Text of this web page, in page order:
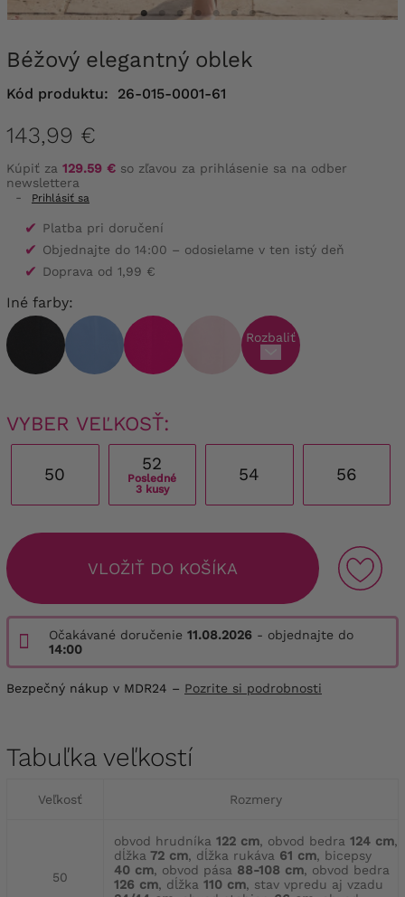
Béžový elegantný oblek
Kód produktu: 26-015-0001-61
143,99 €
Kúpiť za 129.59 € so zľavou za prihlásenie sa na odber
newslettera
-
Prihlásiť sa
✔ Platba pri doručení
✔ Objednajte do 14:00 – odosielame v ten istý deň
✔ Doprava od 1,99 €
Iné farby:
Rozbaliť
VYBER VEĽKOSŤ:
50
52
Posledné
3 kusy
54 56
VLOŽIŤ DO KOŠÍKA
Očakávané doručenie 11.08.2026 - objednajte do
14:00
Bezpečný nákup v MDR24 – Pozrite si podrobnosti
Tabuľka veľkostí
Veľkosť Rozmery
50
obvod hrudníka 122 cm, obvod bedra 124 cm,
dĺžka 72 cm, dĺžka rukáva 61 cm, bicepsy
40 cm, obvod pása 88-108 cm, obvod bedra
126 cm, dĺžka 110 cm, stav vpredu aj vzadu